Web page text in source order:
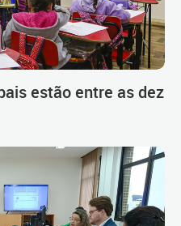
estão entre as dez